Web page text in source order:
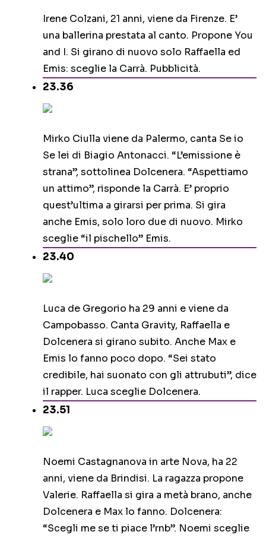
Irene Colzani, 21 anni, viene da Firenze. E’
una ballerina prestata al canto. Propone You
and I. Si girano di nuovo solo Raffaella ed
Emis: sceglie la Carrà. Pubblicità.
23.36
Mirko Ciulla viene da Palermo, canta Se io
Se lei di Biagio Antonacci. “L’emissione è
strana”, sottolinea Dolcenera. “Aspettiamo
un attimo”, risponde la Carrà. E’ proprio
quest’ultima a girarsi per prima. Si gira
anche Emis, solo loro due di nuovo. Mirko
sceglie “il pischello” Emis.
23.40
Luca de Gregorio ha 29 anni e viene da
Campobasso. Canta Gravity, Raffaella e
Dolcenera si girano subito. Anche Max e
Emis lo fanno poco dopo. “Sei stato
credibile, hai suonato con gli attrubuti”, dice
il rapper. Luca sceglie Dolcenera.
23.51
Noemi Castagnanova in arte Nova, ha 22
anni, viene da Brindisi. La ragazza propone
Valerie. Raffaella si gira a metà brano, anche
Dolcenera e Max lo fanno. Dolcenera:
“Scegli me se ti piace l’rnb”. Noemi sceglie